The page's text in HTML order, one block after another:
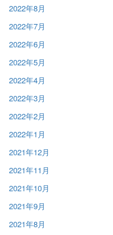
2022年8月
2022年7月
2022年6月
2022年5月
2022年4月
2022年3月
2022年2月
2022年1月
2021年12月
2021年11月
2021年10月
2021年9月
2021年8月